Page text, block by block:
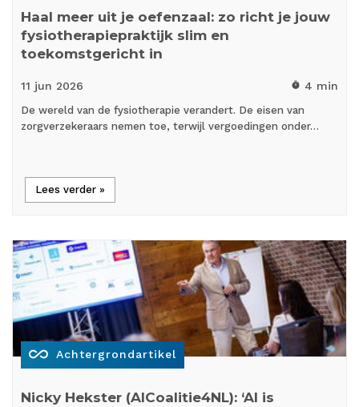
Haal meer uit je oefenzaal: zo richt je jouw
fysiotherapiepraktijk slim en
toekomstgericht in
11 jun 2026 timer 4 min
De wereld van de fysiotherapie verandert. De eisen van
zorgverzekeraars nemen toe, terwijl vergoedingen onder…
Lees verder »
all_inclusive Achtergrondartikel
Nicky Hekster (AICoalitie4NL): ‘AI is